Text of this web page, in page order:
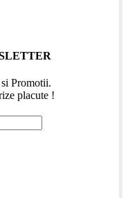
Promotii.
placute !